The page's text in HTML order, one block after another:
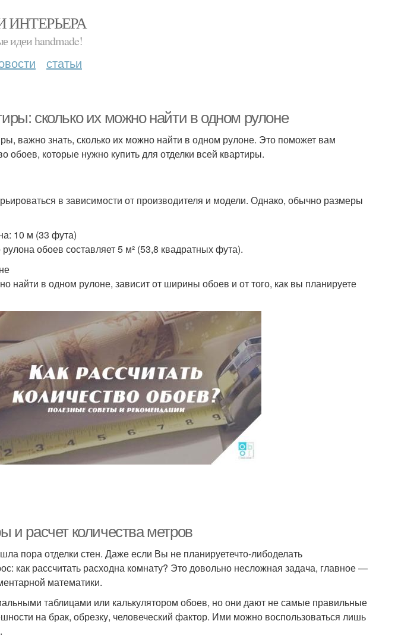
ИНТЕРЬЕРА
идеи handmade!
статьи
сколько их можно найти в одном рулоне
важно знать, сколько их можно найти в одном рулоне. Это поможет вам
обоев, которые нужно купить для отделки всей квартиры.
в зависимости от производителя и модели. Однако, обычно размеры
10 м (33 фута)
обоев составляет 5 м² (53,8 квадратных фута).
найти в одном рулоне, зависит от ширины обоев и от того, как вы планируете
и расчет количества метров
пора отделки стен. Даже если Вы не планируетечто-либоделать
как рассчитать расходна комнату? Это довольно несложная задача, главное —
математики.
таблицами или калькулятором обоев, но они дают не самые правильные
на брак, обрезку, человеческий фактор. Ими можно воспользоваться лишь